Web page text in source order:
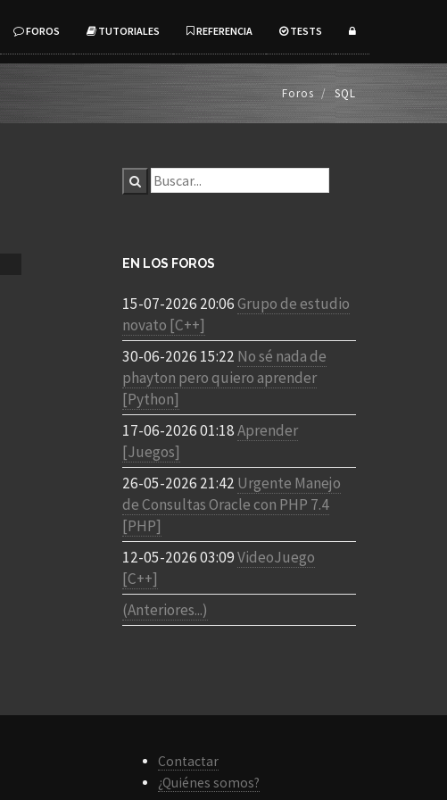
FOROS TUTORIALES REFERENCIA TESTS
Foros SQL
EN LOS FOROS
15-07-2026 20:06Grupo de estudio
novato [C++]
30-06-2026 15:22 No sé nada de
phayton pero quiero aprender
[Python]
17-06-2026 01:18Aprender
[Juegos]
26-05-2026 21:42 Urgente Manejo
de Consultas Oracle con PHP 7.4
[PHP]
12-05-2026 03:09VideoJuego
[C++]
(Anteriores...)
Contactar
¿Quiénes somos?